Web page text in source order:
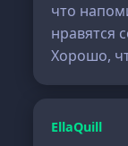
что
нравятся
Хорошо,
EllaQuill